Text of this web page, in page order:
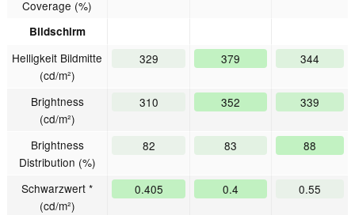
Coverage (%)
Bildschirm
Helligkeit Bildmitte
(cd/m²)
329 379 344
Brightness
(cd/m²)
310 352 339
Brightness
Distribution (%)
82 83 88
Schwarzwert *
(cd/m²)
0.405 0.4 0.55